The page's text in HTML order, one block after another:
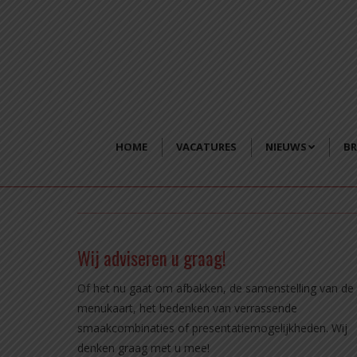
HOME VACATURES NIEUWS
Wij adviseren u graag!
Of het nu gaat om afbakken, de samenstelling van de
menukaart, het bedenken van verrassende
smaakcombinaties of presentatiemogelijkheden. Wij
denken graag met u mee!